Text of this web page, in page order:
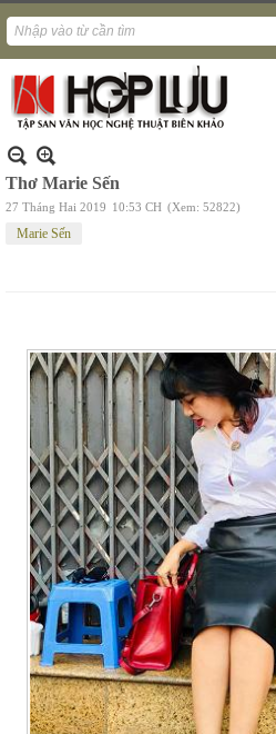
Thơ Marie Sến
27 Tháng Hai 2019 10:53 CH (Xem: 52822)
Marie Sến